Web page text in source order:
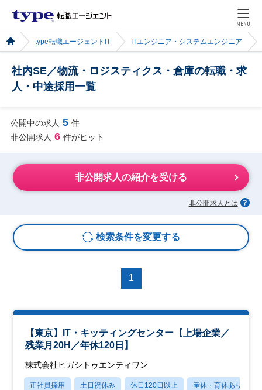
MENU
type転職エージェントIT ITエンジニア・システムエンジニア
社内SE／物流・ロジスティクス・倉庫の転職・求
人・中途採用一覧
公開中の求人 5 件
非公開求人 6 件がヒット
非公開求人の紹介を受ける
非公開求人とは
検索条件を変更する
1
【東京】IT・キッティングセンター【上場企業／
残業月20H／年休120日】
株式会社ヒガシトゥエンティワン
正社員採用 土日祝休み 休日120日以上 産休・育休あり